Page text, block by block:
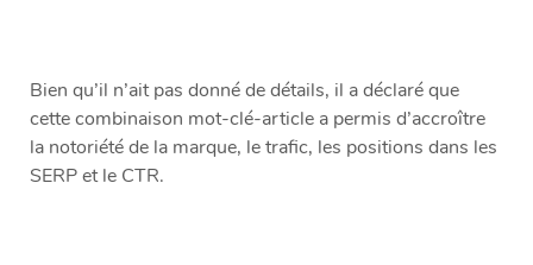
Bien qu’il n’ait pas donné de détails, il a déclaré que
cette combinaison mot-clé-article a permis d’accroître
la notoriété de la marque, le trafic, les positions dans les
SERP et le CTR.